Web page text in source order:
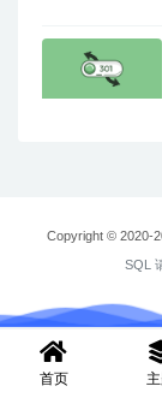
Copyright © 2020-
SQL
首页